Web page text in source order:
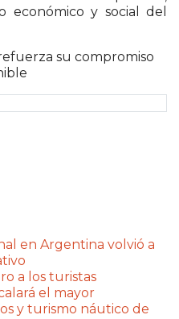
económico y social del
en Argentina volvió a
a los turistas
el mayor
y turismo náutico de